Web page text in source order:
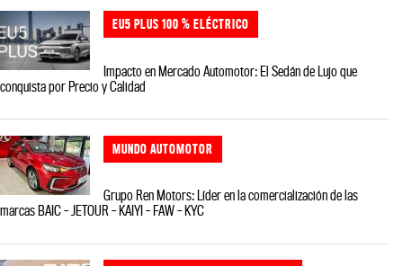
EU5 PLUS 100 % ELÉCTRICO
Impacto en Mercado Automotor: El Sedán de Lujo que
conquista por Precio y Calidad
MUNDO AUTOMOTOR
Grupo Ren Motors: Líder en la comercialización de las
marcas BAIC – JETOUR – KAIYI – FAW – KYC